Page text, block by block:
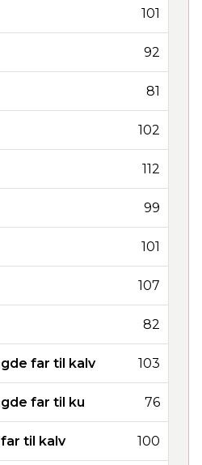
101
92
81
102
112
99
101
107
82
far til kalv 103
far til ku 76
til kalv 100